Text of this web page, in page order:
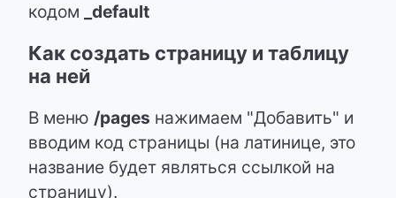
кодом
_default
Как создать страницу и таблицу
на ней
В меню /pages нажимаем "Добавить" и
вводим код страницы (на латинице, это
название будет являться ссылкой на
страницу).